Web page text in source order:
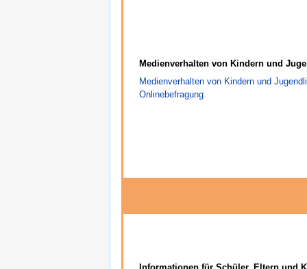
Medienverhalten von Kindern und
Medienverhalten von Kindern und
Onlinebefragung